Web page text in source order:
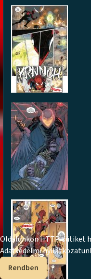
Oldalunkon HTTP-sütiket
Adatvédelmi
Rendben